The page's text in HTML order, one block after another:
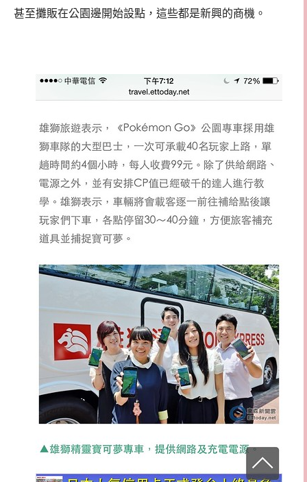
甚至攤販在公園邊開始設點，這些都是新興的商機。